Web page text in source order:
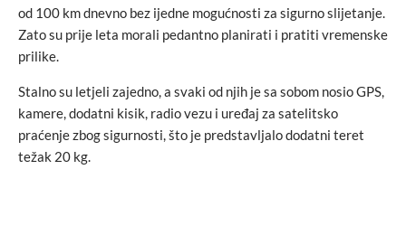
od 100 km dnevno bez ijedne mogućnosti za sigurno slijetanje.
Zato su prije leta morali pedantno planirati i pratiti vremenske
prilike.
Stalno su letjeli zajedno, a svaki od njih je sa sobom nosio GPS,
kamere, dodatni kisik, radio vezu i uređaj za satelitsko
praćenje zbog sigurnosti, što je predstavljalo dodatni teret
težak 20 kg.